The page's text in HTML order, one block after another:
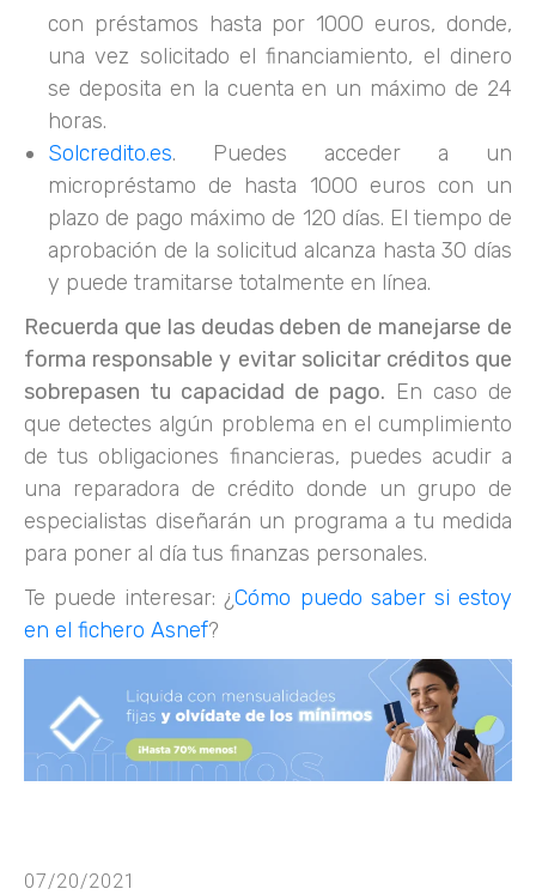
con préstamos hasta por 1000 euros, donde,
una vez solicitado el financiamiento, el dinero
se deposita en la cuenta en un máximo de 24
horas.
Solcredito.es. Puedes acceder a un
micropréstamo de hasta 1000 euros con un
plazo de pago máximo de 120 días. El tiempo de
aprobación de la solicitud alcanza hasta 30 días
y puede tramitarse totalmente en línea.
Recuerda que las deudas deben de manejarse de
forma responsable y evitar solicitar créditos que
sobrepasen tu capacidad de pago. En caso de
que detectes algún problema en el cumplimiento
de tus obligaciones financieras, puedes acudir a
una reparadora de crédito donde un grupo de
especialistas diseñarán un programa a tu medida
para poner al día tus finanzas personales.
Te puede interesar: ¿Cómo puedo saber si estoy
en el fichero Asnef?
07/20/2021